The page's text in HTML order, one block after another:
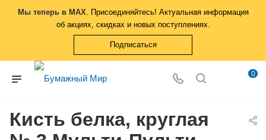
Мы теперь в MAX. Присоединяйтесь! Актуальная информация
об акциях, скидках и новых поступлениях.
Подписаться
0
Кисть белка, круглая